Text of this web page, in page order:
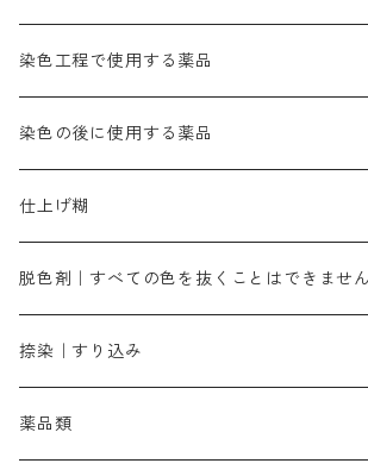
染料一覧ー100g入り
染料一覧ー500g入り
1kg
ピンクMB｜ピンク色
ローズMB｜鮮やかなピンク色）
スカイブルーMG｜緑みの空色
ターキスブルーHNG｜緑みの空色
ダークグリンMG（定番の色合い）
グリーンMB｜緑色
茶色系
ダークブロンMFB｜こげ茶色
ブロンHNR｜こげ茶色
黒色系
ブラックMK（赤みの黒色）
ブラックMG（青みの黒色）
白色系（定番の色合い）
ネオホワイトR
カッチ｜茶系
霧島産・晩秋茶｜黄金色（赤みの黄色）｜準備中
54cm×54cm（バンダナ）｜端の始末も綿糸｜タグ
ローダミンB｜赤紫色｜マゼンダ色
硫酸第一鉄｜鉄媒染剤
摺込み刷毛（スリコミハケ）ー夏毛（硬いタイプ）
摺込み刷毛（スリコミハケ）ー冬毛（柔らかいタイ
片羽刷毛
ローケツ筆
ローケツ用筆｜1本～販売
ローケツ用筆ー10%off｜20本セットお取り寄せ品
洋型紙（9番手｜中薄口、10番手｜中厚口）
有償サンプル品｜約20cm×27cm
洋型紙9番手｜中薄口｜約54cm×110cm
張木｜入荷待ち
伸子
型洗いブラシ
精練剤｜汚れ落とし剤｜針状マルセル石鹸
糊落とし剤｜ソルベンCA
濃染処理剤｜ソルバックスPS－900
染色工程で使用する薬品
染料の吸収促進剤
酢酸｜絹・羊毛・ナイロンに使用する
芒硝｜綿・麻の染色に使用する。
染料のムラ染め抑制剤（均染剤）
アゾリン200％｜綿・麻・絹・羊毛・ナイロンの染
レオニールEHC｜反応染料用
染料の浸透剤
ソルバライトS-70｜各種繊維の浸し染めに使用可能
染料の定着向上剤
ライトフィックスAコンク｜綿・麻もしくは直接染
アルカリ剤｜反応染料用
染色の後に使用する薬品
ソーピング剤｜未定着の染料を除去すること
ネオポールB－300｜反応染料のソーピング剤
仕上げ剤｜柔軟・平滑剤
白場汚染防止剤
仕上げ糊
カルボキシメチルセルロース（CMC）
海藻系
たんぱく質系
脱色剤｜すべての色を抜くことはできません
脱色剤
全体脱色｜ハイドロサルファイトコンク
脱色助剤｜浸透・複色抑制剤
捺染｜すり込み
染料溶解剤｜染料の均一な浸透・吸着を補助
薬品類